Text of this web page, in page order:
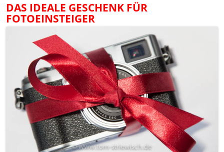
DAS IDEALE GESCHENK FÜR
FOTOEINSTEIGER